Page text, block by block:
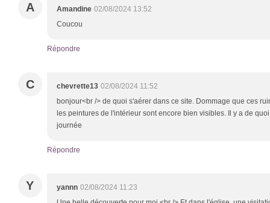
A Amandine 02/08/2024 13:52
Coucou
Répondre
C chevrette13 02/08/2024 11:52
bonjour<br /> de quoi s'aérer dans ce site. Dommage que ces
les peintures de l'intérieur sont encore bien visibles. Il y a de
journée
Répondre
Y yannn 02/08/2024 11:23